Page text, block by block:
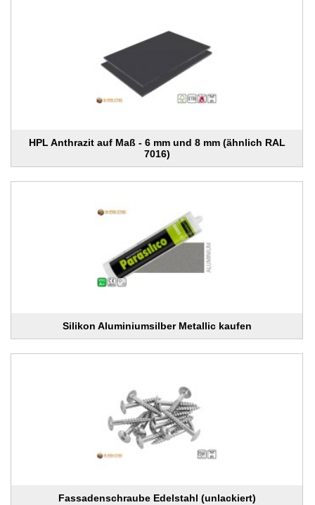
HPL Anthrazit auf Maß - 6 mm und 8 mm (ähnlich RAL
7016)
Silikon Aluminiumsilber Metallic kaufen
Fassadenschraube Edelstahl (unlackiert)